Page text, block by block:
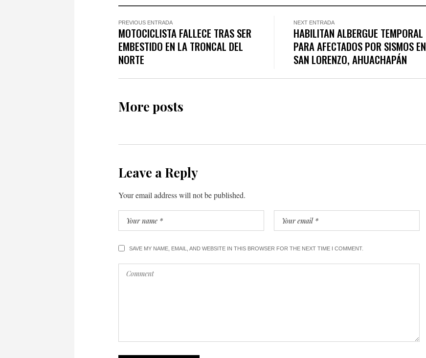
PREVIOUS ENTRADA
MOTOCICLISTA FALLECE TRAS SER
EMBESTIDO EN LA TRONCAL DEL
NORTE
NEXT ENTRADA
HABILITAN ALBERGUE TEMPORAL
PARA AFECTADOS POR SISMOS EN
SAN LORENZO, AHUACHAPÁN
More posts
Leave a Reply
Your email address will not be published.
SAVE MY NAME, EMAIL, AND WEBSITE IN THIS BROWSER FOR THE NEXT TIME I COMMENT.